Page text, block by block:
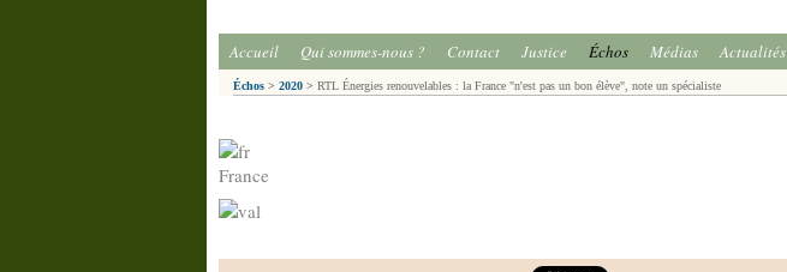
Accueil Qui sommes-nous ? Contact Justice Échos Médias Actualités
Échos > 2020 > RTL Énergies renouvelables : la France "n'est pas un bon élève", note un spécialiste
France